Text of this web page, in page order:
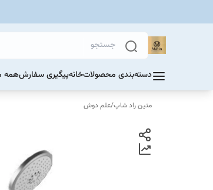
دسته‌بندی محصولاتخانهپیگیری سفارشهمه
متین راد شاپ/علم دوش